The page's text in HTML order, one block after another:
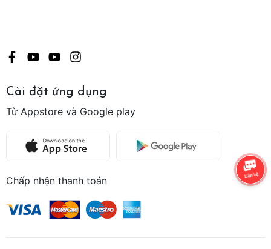
Cài đặt ứng dụng
Từ Appstore và Google play
Chấp nhận thanh toán